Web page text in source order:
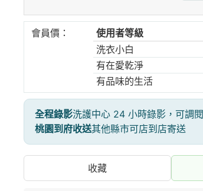
會員價： 使用者等級
洗衣小白
有在愛乾淨
有品味的生活
全程錄影洗護中心 24 小時錄影，可調閱
桃園到府收送其他縣市可店到店寄送
收藏